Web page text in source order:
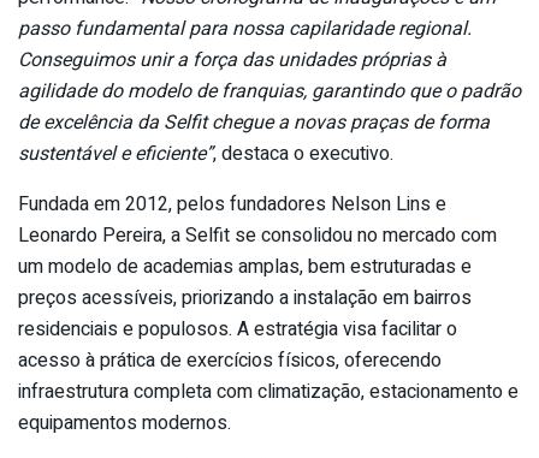
passo fundamental para nossa capilaridade regional.
Conseguimos unir a força das unidades próprias à
agilidade do modelo de franquias, garantindo que o padrão
de excelência da Selfit chegue a novas praças de forma
sustentável e eficiente”, destaca o executivo.
Fundada em 2012, pelos fundadores Nelson Lins e
Leonardo Pereira, a Selfit se consolidou no mercado com
um modelo de academias amplas, bem estruturadas e
preços acessíveis, priorizando a instalação em bairros
residenciais e populosos. A estratégia visa facilitar o
acesso à prática de exercícios físicos, oferecendo
infraestrutura completa com climatização, estacionamento e
equipamentos modernos.